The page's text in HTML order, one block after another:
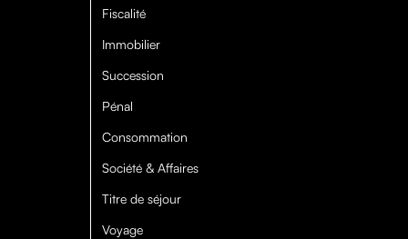
Fiscalité
Immobilier
Succession
Pénal
Consommation
Société & Affaires
Titre de séjour
Voyage